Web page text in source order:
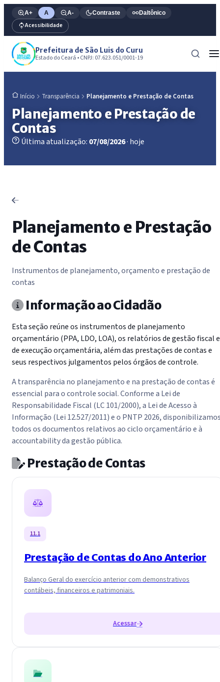
A+ A A- Contraste Daltônico
Acessibilidade
Prefeitura de São Luis do Curu
Estado do Ceará • CNPJ: 07.623.051/0001-19
Início Transparência Planejamento e Prestação de Contas
Planejamento e Prestação de
Contas
Última atualização: 07/08/2026· hoje
Planejamento e Prestação
de Contas
Instrumentos de planejamento, orçamento e prestação de
contas
Informação ao Cidadão
Esta seção reúne os instrumentos de planejamento
orçamentário (PPA, LDO, LOA), os relatórios de gestão fiscal e
de execução orçamentária, além das prestações de contas e
seus respectivos julgamentos pelos órgãos de controle.
A transparência no planejamento e na prestação de contas é
essencial para o controle social. Conforme a Lei de
Responsabilidade Fiscal (LC 101/2000), a Lei de Acesso à
Informação (Lei 12.527/2011) e o PNTP 2026,
todos os documentos relativos ao ciclo orçamentário e à
accountability da gestão pública.
Prestação de Contas
11.1
Prestação de Contas do Ano Anterior
Balanço Geral do exercício anterior com demonstrativos
contábeis, financeiros e patrimoniais.
Acessar